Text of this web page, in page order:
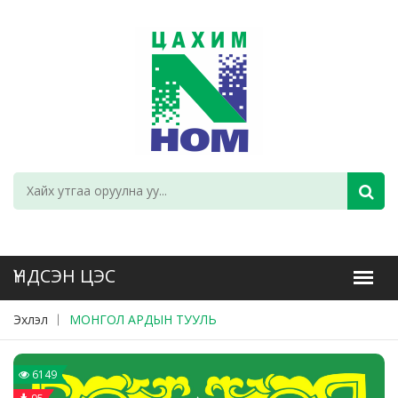
Эхлэл МОНГОЛ АРДЫН ТУУЛЬ
6149